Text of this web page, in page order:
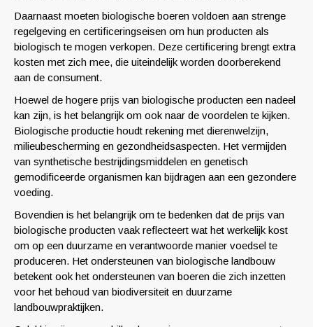
Daarnaast moeten biologische boeren voldoen aan strenge
regelgeving en certificeringseisen om hun producten als
biologisch te mogen verkopen. Deze certificering brengt extra
kosten met zich mee, die uiteindelijk worden doorberekend
aan de consument.
Hoewel de hogere prijs van biologische producten een nadeel
kan zijn, is het belangrijk om ook naar de voordelen te kijken.
Biologische productie houdt rekening met dierenwelzijn,
milieubescherming en gezondheidsaspecten. Het vermijden
van synthetische bestrijdingsmiddelen en genetisch
gemodificeerde organismen kan bijdragen aan een gezondere
voeding.
Bovendien is het belangrijk om te bedenken dat de prijs van
biologische producten vaak reflecteert wat het werkelijk kost
om op een duurzame en verantwoorde manier voedsel te
produceren. Het ondersteunen van biologische landbouw
betekent ook het ondersteunen van boeren die zich inzetten
voor het behoud van biodiversiteit en duurzame
landbouwpraktijken.